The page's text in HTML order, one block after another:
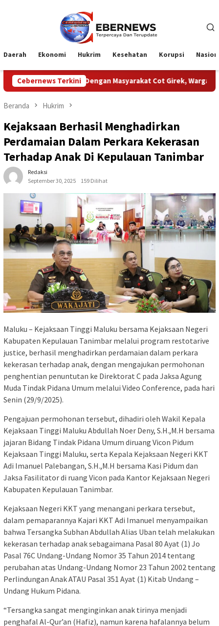
Daerah Ekonomi Hukrim Kesehatan Korupsi
Cebernews Terkini
PTPN Dengan Masyarakat Cot Girek, Warga Sampaikan
Beranda Hukrim
Kejaksaan Berhasil Menghadirkan
Perdamaian Dalam Perkara Kekerasan
Terhadap Anak Di Kepulauan Tanimbar
Redaksi
September 30, 2025
159 Dilihat
Maluku – Kejaksaan Tinggi Maluku bersama Kejaksaan Negeri
Kabupaten Kepulauan Tanimbar melalui program restotarive
justice, berhasil menghadirkan perdamaian dalam perkara
kekerasan terhadap anak, dengan mengajukan permohonan
penghentian penuntutan ke Direktorat C pada Jaksa Agung
Muda Tindak Pidana Umum melalui Video Conference, pada hari
Senin (29/9/2025).
Pengajuan permohonan tersebut, dihadiri oleh Wakil Kepala
Kejaksaan Tinggi Maluku Abdullah Noer Deny, S.H.,M.H bersama
jajaran Bidang Tindak Pidana Umum diruang Vicon Pidum
Kejaksaan Tinggi Maluku, serta Kepala Kejaksaan Negeri KKT
Adi Imanuel Palebangan, S.H.,M.H bersama Kasi Pidum dan
Jaksa Fasilitator di ruang Vicon pada Kantor Kejaksaan Negeri
Kabupaten Kepulauan Tanimbar.
Kejaksaan Negeri KKT yang menangani perkara tersebut,
dalam pemaparannya Kajari KKT Adi Imanuel menyampaikan
bahwa Tersangka Subhan Abdullah Alias Uban telah melakukan
kekerasan terhadap anak sebagaimana Pasal 80 Ayat (1) Jo
Pasal 76C Undang-Undang Nomor 35 Tahun 2014 tentang
perubahan atas Undang-Undang Nomor 23 Tahun 2002 tentang
Perlindungan Anak ATAU Pasal 351 Ayat (1) Kitab Undang –
Undang Hukum Pidana.
“Tersangka sangat menginginkan anak tirinya menjadi
penghafal Al-Qur’an (Hafiz), namun karena hafalannya belum